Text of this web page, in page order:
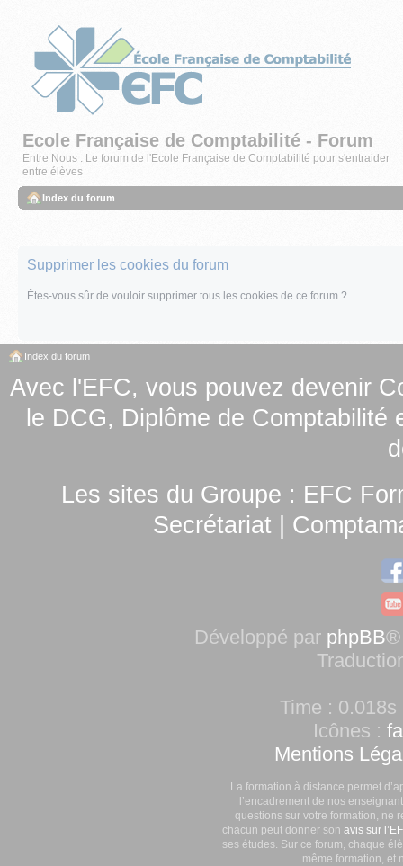
Ecole Française de Comptabilité - Forum
Entre Nous : Le forum de l'Ecole Française de Comptabilité pour s'entraider
entre élèves
Index du forum
Supprimer les cookies du forum
Êtes-vous sûr de vouloir supprimer tous les cookies de ce forum ?
Index du forum
Avec l'EFC, vous pouvez devenir
le DCG, Diplôme de Comptabilité
Les sites du Groupe : EFC
Secrétariat
Développé par phpBB®
Time :
Icônes :
Mentions
La formation à distance permet
l’encadrement de nos
questions sur votre formation, ne
chacun peut donner son avis sur
ses études. Sur ce forum, chaque
même formation, et